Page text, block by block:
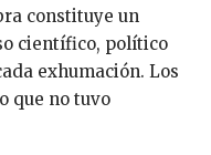
constituye un
científico, político
exhumación. Los
que no tuvo